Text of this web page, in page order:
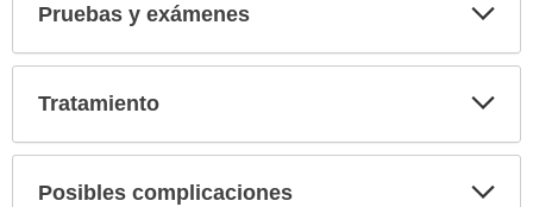
Pruebas y exámenes
Tratamiento
Posibles complicaciones